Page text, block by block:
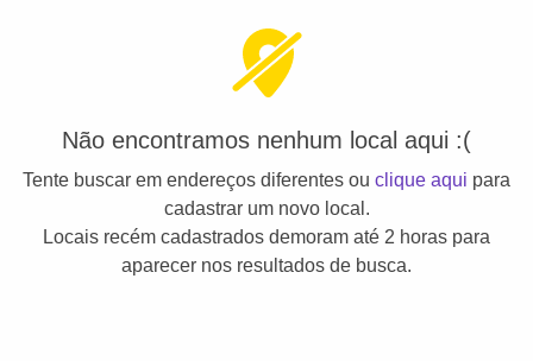
Não encontramos nenhum local aqui :(
Tente buscar em endereços diferentes ou clique aqui para
cadastrar um novo local.
Locais recém cadastrados demoram até 2 horas para
aparecer nos resultados de busca.